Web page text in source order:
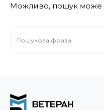
Можливо, пошук може